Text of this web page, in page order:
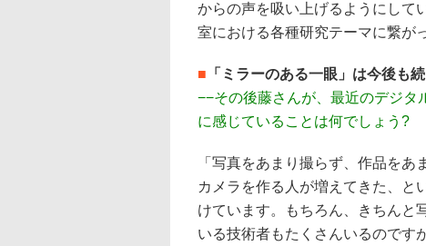
からの声を吸い上げるようにして
室における各種研究テーマに繋が
■ 「ミラーのある一眼」は今後も続
−−その後藤さんが、最近のデジタ
に感じていることは何でしょう?
「写真をあまり撮らず、作品をあ
カメラを作る人が増えてきた、と
けています。もちろん、きちんと
いる技術者もたくさんいるのです